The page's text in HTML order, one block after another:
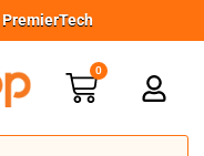
PremierTech
0